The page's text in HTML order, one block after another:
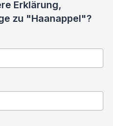
Erklärung,
zu "Haanappel"?